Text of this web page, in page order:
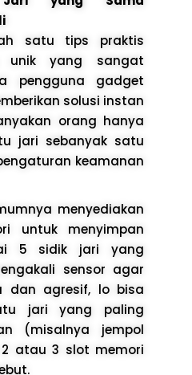
satu tips praktis
yang sangat
pengguna gadget
solusi instan
orang hanya
jari sebanyak satu
keamanan
menyediakan
untuk menyimpan
5 sidik jari yang
sensor agar
dan agresif, lo bisa
jari yang paling
(misalnya jempol
atau 3 slot memori